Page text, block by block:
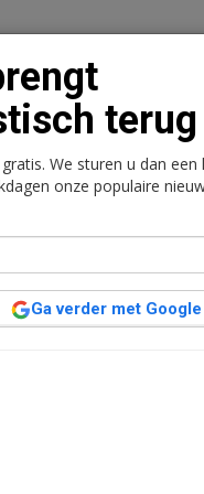
lucht te
voor
terug
We sturen u dan een
onze populaire
Ga verder met Google